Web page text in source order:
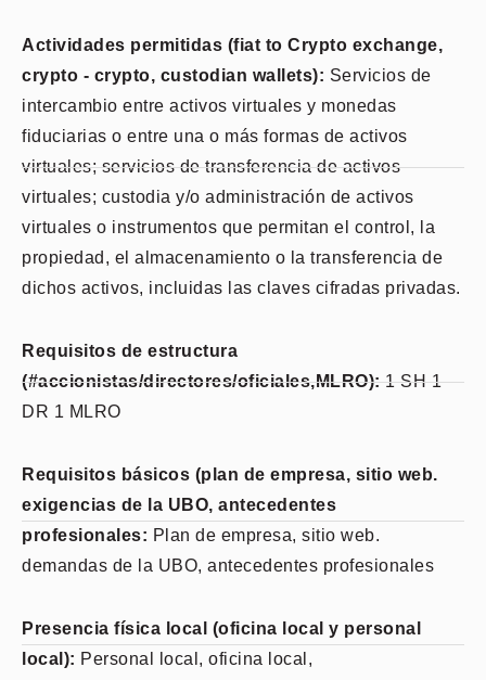
Actividades permitidas (fiat to Crypto exchange,
crypto - crypto, custodian wallets): Servicios de
intercambio entre activos virtuales y monedas
fiduciarias o entre una o más formas de activos
virtuales; servicios de transferencia de activos
virtuales; custodia y/o administración de activos
virtuales o instrumentos que permitan el control, la
propiedad, el almacenamiento o la transferencia de
dichos activos, incluidas las claves cifradas privadas.
Requisitos de estructura
(#accionistas/directores/oficiales,MLRO):1 SH 1
DR 1 MLRO
Requisitos básicos (plan de empresa, sitio web.
exigencias de la UBO, antecedentes
profesionales: Plan de empresa, sitio web.
demandas de la UBO, antecedentes profesionales
Presencia física local (oficina local y personal
local): Personal local, oficina local,